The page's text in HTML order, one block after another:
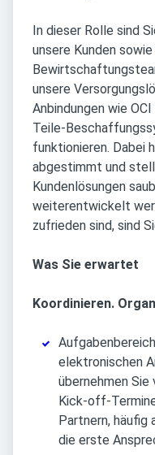
In dieser Rolle sind
unsere Kunden
unsere
Anbindungen wie
Teile-
funktionieren. Dabei
abgestimmt und
Kundenlösungen
weiterentwickelt
zufrieden sind, sind
Was Sie erwartet
Koordinieren.
elektronischen
übernehmen Sie
Kick-off-
Partnern, häufig
die erste